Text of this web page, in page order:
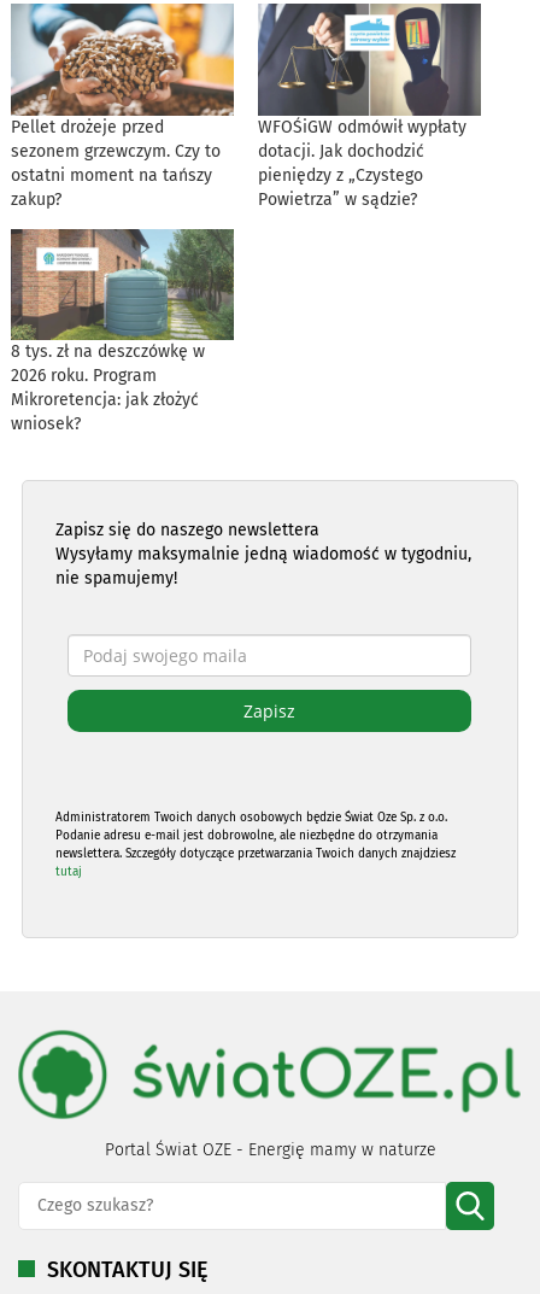
Pellet drożeje przed
sezonem grzewczym. Czy to
ostatni moment na tańszy
zakup?
WFOŚiGW odmówił wypłaty
dotacji. Jak dochodzić
pieniędzy z „Czystego
Powietrza” w sądzie?
8 tys. zł na deszczówkę w
2026 roku. Program
Mikroretencja: jak złożyć
wniosek?
Zapisz się do naszego newslettera
Wysyłamy maksymalnie jedną wiadomość w tygodniu,
nie spamujemy!
Administratorem Twoich danych osobowych będzie Świat Oze Sp. z o.o.
Podanie adresu e-mail jest dobrowolne, ale niezbędne do otrzymania
newslettera. Szczegóły dotyczące przetwarzania Twoich danych znajdziesz
tutaj
Portal Świat OZE - Energię mamy w naturze
SKONTAKTUJ SIĘ